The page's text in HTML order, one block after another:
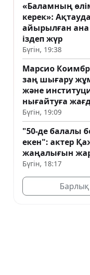
«Баламның
керек»:
айырылған
іздеп жүр
Бүгін, 19:38
Марсио
заң шығару
және
нығайтуға
Бүгін, 19:09
"50-де балалы
екен": актер
жаңалығын
Бүгін, 18:17